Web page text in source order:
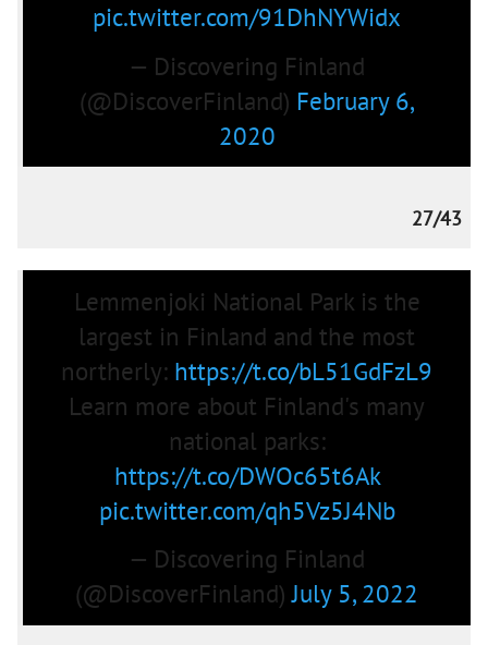
pic.twitter.com/91DhNYWidx
— Discovering Finland
(@DiscoverFinland) February 6,
2020
27/43
Lemmenjoki National Park is the
largest in Finland and the most
northerly: https://t.co/bL51GdFzL9
Learn more about Finland's many
national parks:
https://t.co/DWOc65t6Ak
pic.twitter.com/qh5Vz5J4Nb
— Discovering Finland
(@DiscoverFinland)July 5, 2022